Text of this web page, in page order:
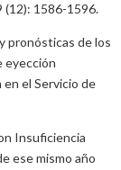
(12): 1586-1596.
pronósticas de los
eyección
el Servicio de
Insuficiencia
ese mismo año